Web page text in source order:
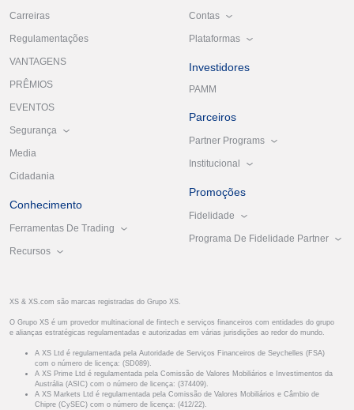
Carreiras
Regulamentações
VANTAGENS
PRÊMIOS
EVENTOS
Segurança
Media
Cidadania
Conhecimento
Ferramentas De Trading
Recursos
Contas
Plataformas
Investidores
PAMM
Parceiros
Partner Programs
Institucional
Promoções
Fidelidade
Programa De Fidelidade Partner
XS & XS.com são marcas registradas do Grupo XS.
O Grupo XS é um provedor multinacional de fintech e serviços financeiros com entidades do grupo
e alianças estratégicas regulamentadas e autorizadas em várias jurisdições ao redor do mundo.
A XS Ltd é regulamentada pela Autoridade de Serviços Financeiros de Seychelles (FSA)
com o número de licença: (SD089).
A XS Prime Ltd é regulamentada pela Comissão de Valores Mobiliários e Investimentos da
Austrália (ASIC) com o número de licença: (374409).
A XS Markets Ltd é regulamentada pela Comissão de Valores Mobiliários e Câmbio de
Chipre (CySEC) com o número de licença: (412/22).